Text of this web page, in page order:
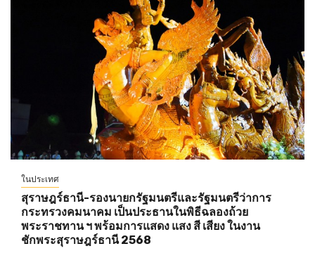
ในประเทศ
สุราษฎร์ธานี-รองนายกรัฐมนตรีและรัฐมนตรีว่าการ
กระทรวงคมนาคม เป็นประธานในพิธีฉลองถ้วย
พระราชทาน ฯ พร้อมการแสดง แสง สี เสียง ในงาน
ชักพระสุราษฎร์ธานี 2568